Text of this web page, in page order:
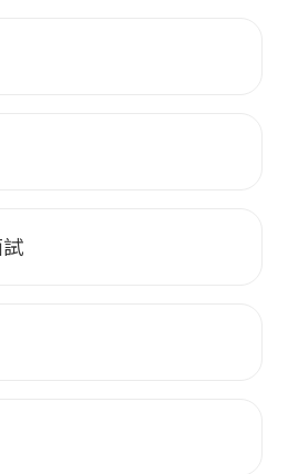
期進去的有四個工讀生，結果我
，主管應該覺得很傻眼，覺得我